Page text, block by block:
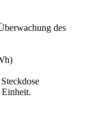
des
Einheit.